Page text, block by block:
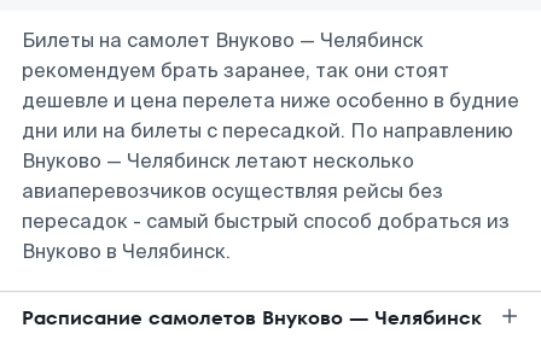
Билеты на самолет Внуково — Челябинск
рекомендуем брать заранее, так они стоят
дешевле и цена перелета ниже особенно в будние
дни или на билеты с пересадкой. По направлению
Внуково — Челябинск летают несколько
авиаперевозчиков осуществляя рейсы без
пересадок - самый быстрый способ добраться из
Внуково в Челябинск.
Расписание самолетов Внуково — Челябинск